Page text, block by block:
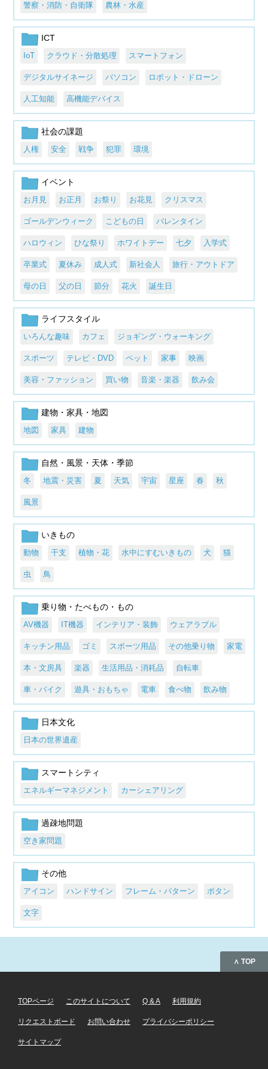
警察・消防・自衛隊 農林・水産
ICT
IoT クラウド・分散処理 スマートフォン
デジタルサイネージ パソコン ロボット・ドローン
人工知能 高機能デバイス
社会の課題
人権 安全 戦争 犯罪 環境
イベント
お月見 お正月 お祭り お花見 クリスマス
ゴールデンウィーク こどもの日 バレンタイン
ハロウィン ひな祭り ホワイトデー 七夕 入学式
卒業式 夏休み 成人式 新社会人 旅行・アウトドア
母の日 父の日 節分 花火 誕生日
ライフスタイル
いろんな趣味 カフェ ジョギング・ウォーキング
スポーツ テレビ・DVD ペット 家事 映画
美容・ファッション 買い物 音楽・楽器 飲み会
建物・家具・地図
地図 家具 建物
自然・風景・天体・季節
冬 地震・災害 夏 天気 宇宙 星座 春 秋
風景
いきもの
動物 干支 植物・花 水中にすむいきもの 犬 猫
虫 鳥
乗り物・たべもの・もの
AV機器 IT機器 インテリア・装飾 ウェアラブル
キッチン用品 ゴミ スポーツ用品 その他乗り物 家電
本・文房具 楽器 生活用品・消耗品 自転車
車・バイク 遊具・おもちゃ 電車 食べ物 飲み物
日本文化
日本の世界遺産
スマートシティ
エネルギーマネジメント カーシェアリング
過疎地問題
空き家問題
その他
アイコン ハンドサイン フレーム・パターン ボタン
文字
∧ TOP
TOPページ このサイトについて Q & A 利用規約
リクエストボード お問い合わせ プライバシーポリシー
サイトマップ